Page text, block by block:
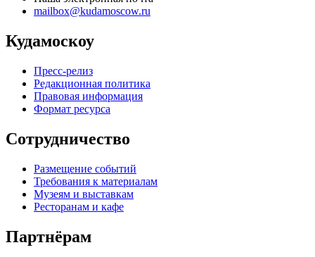
mailbox@kudamoscow.ru
Кудамоскоу
Пресс-релиз
Редакционная политика
Правовая информация
Формат ресурса
Сотрудничество
Размещение событий
Требования к материалам
Музеям и выставкам
Ресторанам и кафе
Партнёрам